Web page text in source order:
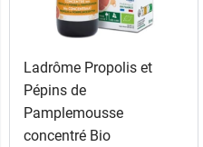
Ladrôme Propolis et
Pépins de
Pamplemousse
concentré Bio